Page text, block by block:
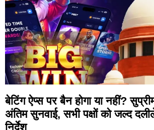
बेटिंग ऐप्स पर बैन होगा या नहीं?
अंतिम सुनवाई, सभी पक्षों को जल्द
निर्देश